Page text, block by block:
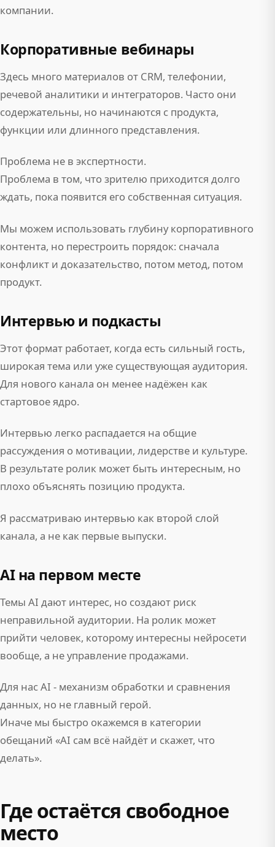
компании.
Корпоративные вебинары
Здесь много материалов от CRM, телефонии,
речевой аналитики и интеграторов. Часто они
содержательны, но начинаются с продукта,
функции или длинного представления.
Проблема не в экспертности.
Проблема в том, что зрителю приходится долго
ждать, пока появится его собственная ситуация.
Мы можем использовать глубину корпоративного
контента, но перестроить порядок: сначала
конфликт и доказательство, потом метод, потом
продукт.
Интервью и подкасты
Этот формат работает, когда есть сильный гость,
широкая тема или уже существующая аудитория.
Для нового канала он менее надёжен как
стартовое ядро.
Интервью легко распадается на общие
рассуждения о мотивации, лидерстве и культуре.
В результате ролик может быть интересным, но
плохо объяснять позицию продукта.
Я рассматриваю интервью как второй слой
канала, а не как первые выпуски.
AI на первом месте
Темы AI дают интерес, но создают риск
неправильной аудитории. На ролик может
прийти человек, которому интересны нейросети
вообще, а не управление продажами.
Для нас AI - механизм обработки и сравнения
данных, но не главный герой.
Иначе мы быстро окажемся в категории
обещаний «AI сам всё найдёт и скажет, что
делать».
Где остаётся свободное
место